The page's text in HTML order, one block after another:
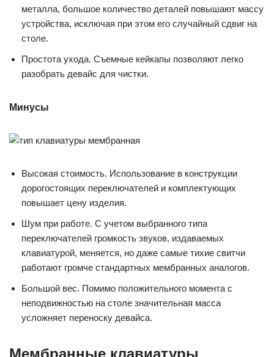
металла, большое количество деталей повышают массу
устройства, исключая при этом его случайный сдвиг на
столе.
Простота ухода. Съемные кейкапы позволяют легко
разобрать девайс для чистки.
Минусы
Высокая стоимость. Использование в конструкции
дорогостоящих переключателей и комплектующих
повышает цену изделия.
Шум при работе. С учетом выбранного типа
переключателей громкость звуков, издаваемых
клавиатурой, меняется, но даже самые тихие свитчи
работают громче стандартных мембранных аналогов.
Большой вес. Помимо положительного момента с
неподвижностью на столе значительная масса
усложняет переноску девайса.
Мембранные клавиатуры